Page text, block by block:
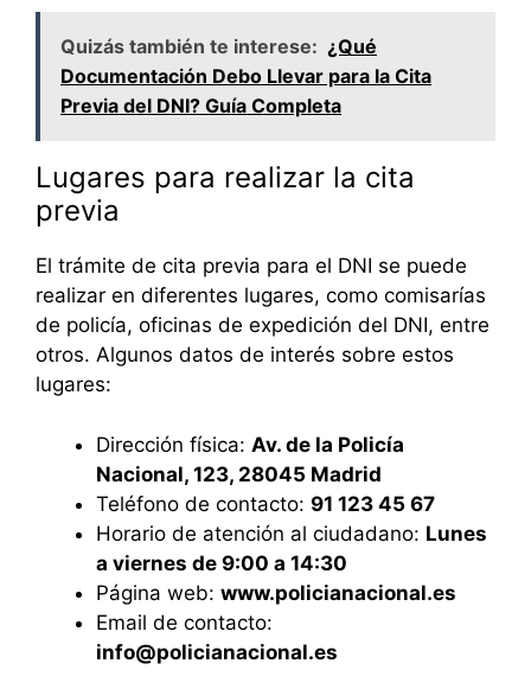
Quizás también te interese: ¿Qué
Documentación Debo Llevar para la Cita
Previa del DNI? Guía Completa
Lugares para realizar la cita
previa
El trámite de cita previa para el DNI se puede
realizar en diferentes lugares, como comisarías
de policía, oficinas de expedición del DNI, entre
otros. Algunos datos de interés sobre estos
lugares:
Dirección física: Av. de la Policía
Nacional, 123, 28045 Madrid
Teléfono de contacto: 91 123 45 67
Horario de atención al ciudadano: Lunes
a viernes de 9:00 a 14:30
Página web: www.policianacional.es
Email de contacto:
info@policianacional.es